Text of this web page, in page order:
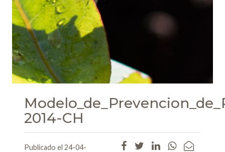
2014-CH
Publicado el 24-04-